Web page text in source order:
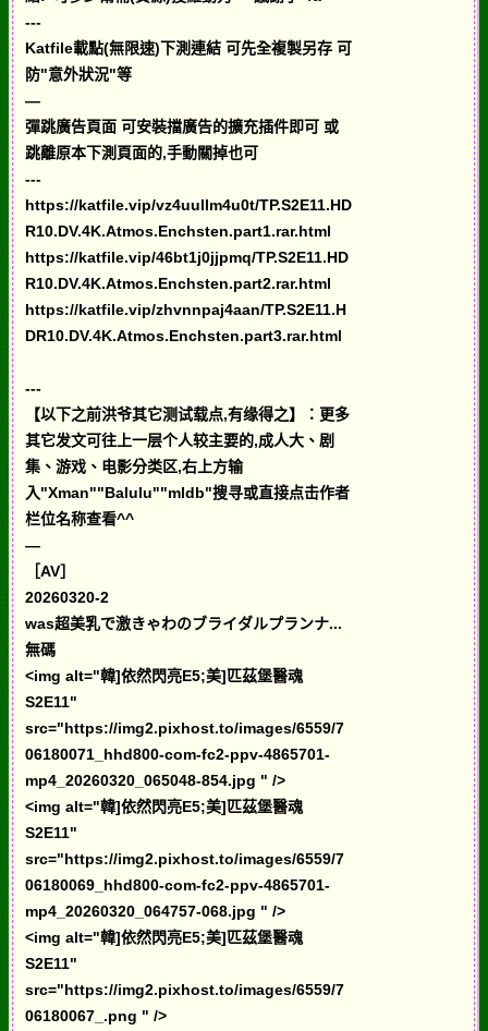
---
Katfile載點(無限速)下測連結 可先全複製另存 可
防"意外狀況"等
—
彈跳廣告頁面 可安裝擋廣告的擴充插件即可 或
跳離原本下測頁面的,手動關掉也可
---
https://katfile.vip/vz4uullm4u0t/TP.S2E11.HD
R10.DV.4K.Atmos.Enchsten.part1.rar.html
https://katfile.vip/46bt1j0jjpmq/TP.S2E11.HD
R10.DV.4K.Atmos.Enchsten.part2.rar.html
https://katfile.vip/zhvnnpaj4aan/TP.S2E11.H
DR10.DV.4K.Atmos.Enchsten.part3.rar.html
---
【以下之前洪爷其它测试载点,有缘得之】：更多
其它发文可往上一层个人较主要的,成人大、剧
集、游戏、电影分类区,右上方输
入"Xman""Balulu""mldb"搜寻或直接点击作者
栏位名称查看^^
—
［AV］
20260320-2
was超美乳で激きゃわのブライダルプランナ...
無碼
<img alt="韓]依然閃亮E5;美]匹茲堡醫魂
S2E11"
src="https://img2.pixhost.to/images/6559/7
06180071_hhd800-com-fc2-ppv-4865701-
mp4_20260320_065048-854.jpg " />
<img alt="韓]依然閃亮E5;美]匹茲堡醫魂
S2E11"
src="https://img2.pixhost.to/images/6559/7
06180069_hhd800-com-fc2-ppv-4865701-
mp4_20260320_064757-068.jpg " />
<img alt="韓]依然閃亮E5;美]匹茲堡醫魂
S2E11"
src="https://img2.pixhost.to/images/6559/7
06180067_.png " />